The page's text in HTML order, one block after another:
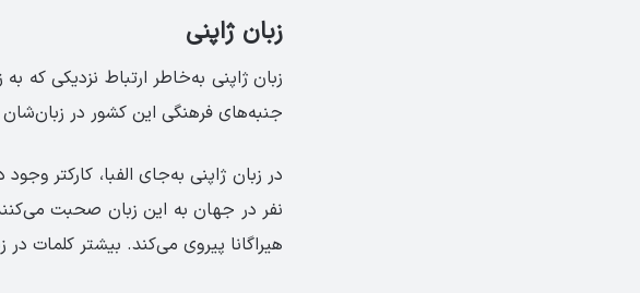
زبان ژاپنی
زبان ژاپنی به‌خاطر ارتباط نزدیکی که
جنبه‌های فرهنگی این کشور در
نفر در جهان به این زبان صحبت
هیراگانا پیروی می‌کند. بیشتر کلمات